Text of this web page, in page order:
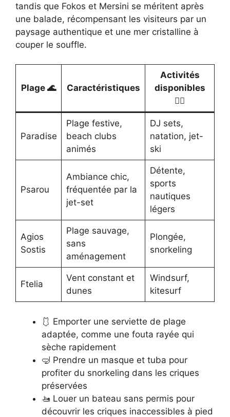
tandis que Fokos et Mersini se méritent après
une balade, récompensant les visiteurs par un
paysage authentique et une mer cristalline à
couper le souffle.
Plage 🌊 Caractéristiques
Activités
disponibles
🏄‍♀️
Paradise
Plage festive,
beach clubs
animés
DJ sets,
natation, jet-
ski
Psarou
Ambiance chic,
fréquentée par la
jet-set
Détente,
sports
nautiques
légers
Agios
Sostis
Plage sauvage,
sans
aménagement
Plongée,
snorkeling
Ftelia
Vent constant et
dunes
Windsurf,
kitesurf
🩱 Emporter une serviette de plage
adaptée, comme une fouta rayée qui
sèche rapidement
🤿 Prendre un masque et tuba pour
profiter du snorkeling dans les criques
préservées
🚤 Louer un bateau sans permis pour
découvrir les criques inaccessibles à pied